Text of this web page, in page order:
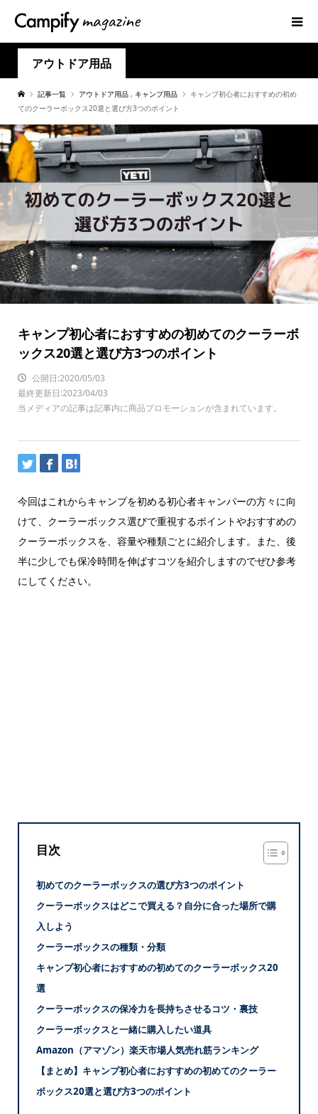
アウトドア用品
記事一覧 アウトドア用品 , キャンプ用品
キャンプ初心者におすすめの初め
てのクーラーボックス20選と選び方3つのポイント
キャンプ初心者におすすめの初めてのクーラーボ
ックス20選と選び方3つのポイント
公開日:2020/05/03
最終更新日:2023/04/03
当メディアの記事は記事内に商品プロモーションが含まれています。
今回はこれからキャンプを初める初心者キャンパーの方々に向
けて、クーラーボックス選びで重視するポイントやおすすめの
クーラーボックスを、容量や種類ごとに紹介します。また、後
半に少しでも保冷時間を伸ばすコツを紹介しますのでぜひ参考
にしてください。
目次
初めてのクーラーボックスの選び方3つのポイント
クーラーボックスはどこで買える？自分に合った場所で購
入しよう
クーラーボックスの種類・分類
キャンプ初心者におすすめの初めてのクーラーボックス20
選
クーラーボックスの保冷力を長持ちさせるコツ・裏技
クーラーボックスと一緒に購入したい道具
Amazon（アマゾン）楽天市場人気売れ筋ランキング
【まとめ】キャンプ初心者におすすめの初めてのクーラー
ボックス20選と選び方3つのポイント